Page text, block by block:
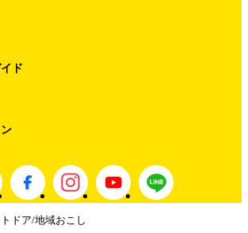
ド
ドア/地域おこし